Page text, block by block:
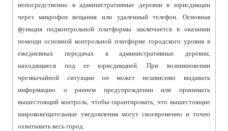
непосредственно в административные деревни в юрисдикции
через микрофон вещания или удаленный телефон. Основная
функция подконтрольной платформы заключается в оказании
помощи основной контрольной платформе городского уровня в
ежедневных передачах в административные деревни,
находящиеся под ее юрисдикцией. При возникновении
чрезвычайной ситуации он может независимо выдавать
информацию о раннем предупреждении или принимать
вышестоящий контроль, чтобы гарантировать, что вышестоящие
широковещательные уведомления могут своевременно и точно
охватывать весь город.